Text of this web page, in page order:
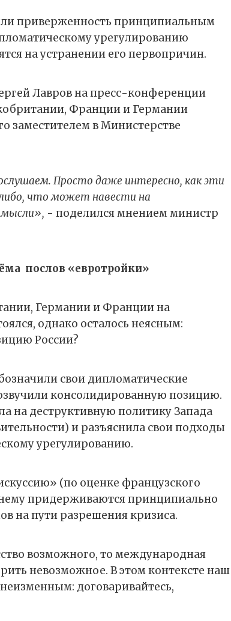
приверженность принципиальным
урегулированию
на устранении его первопричин.
Лавров на пресс-конференции
Франции и Германии
заместителем в Министерстве
Просто даже интересно, как эти
что может навести на
- поделился мнением министр
послов «евротройки»
Германии и Франции на
однако осталось неясным:
России?
свои дипломатические
консолидированную позицию.
на деструктивную политику Запада
и разъяснила свои подходы
урегулированию.
(по оценке французского
придерживаются принципиально
на пути разрешения кризиса.
возможного, то международная
невозможное. В этом контексте наш
договаривайтесь,